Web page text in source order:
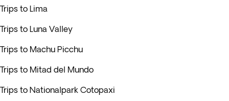
Trips to Lima
Trips to Luna Valley
Trips to Machu Picchu
Trips to Mitad del Mundo
Trips to Nationalpark Cotopaxi